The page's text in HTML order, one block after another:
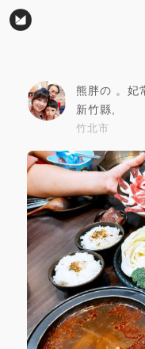
熊胖の 。妃
新竹縣
竹北市